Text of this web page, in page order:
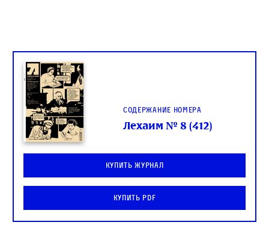
Содержание номера
Лехаим № 8 (412)
Купить журнал
Купить PDF